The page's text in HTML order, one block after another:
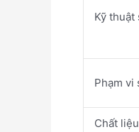
Kỹ thuật
Phạm vi
Chất liệu